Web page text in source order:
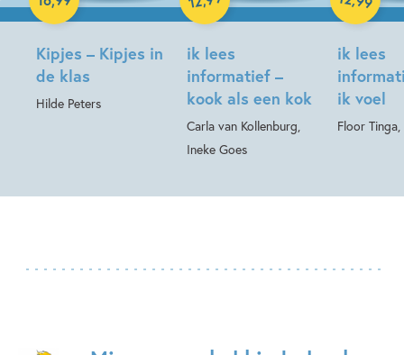
Kipjes – Kipjes in
de klas
Hilde Peters
ik lees
informatief –
kook als een kok
Carla van Kollenburg,
Ineke Goes
Hardcover
ik lees
ik voel
Floor